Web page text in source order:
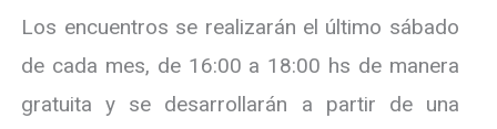
Los encuentros se realizarán el último sábado
de cada mes, de 16:00 a 18:00 hs de manera
gratuita y se desarrollarán a partir de una